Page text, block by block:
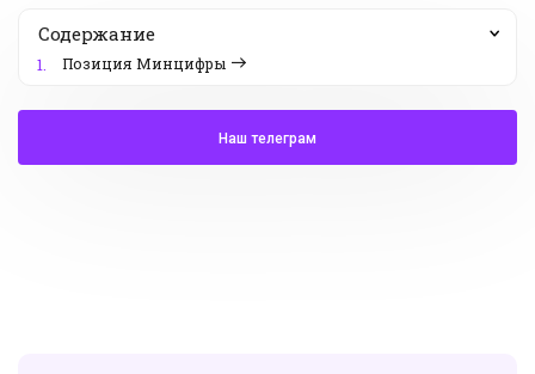
Содержание
1. Позиция Минцифры
Наш телеграм